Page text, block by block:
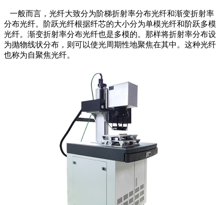
一般而言，光纤大致分为阶梯折射率分布光纤和渐变折射率
分布光纤。阶跃光纤根据纤芯的大小分为单模光纤和阶跃多模
光纤。渐变折射率分布光纤也是多模的。那样将折射率分布设
为抛物线状分布，则可以使光周期性地聚焦在其中。这种光纤
也称为自聚焦光纤。